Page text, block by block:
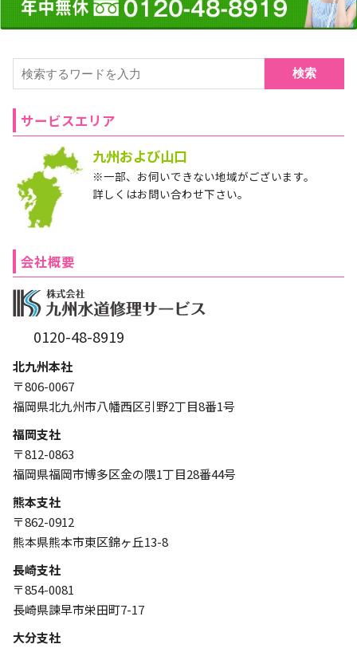
検索
サービスエリア
九州および山口
※一部、お伺いできない地域がございます。
詳しくはお問い合わせ下さい。
会社概要
0120-48-8919
北九州本社
〒806-0067
福岡県北九州市八幡西区引野2丁目8番1号
福岡支社
〒812-0863
福岡県福岡市博多区金の隈1丁目28番44号
熊本支社
〒862-0912
熊本県熊本市東区錦ヶ丘13-8
長崎支社
〒854-0081
長崎県諫早市栄田町7-17
大分支社